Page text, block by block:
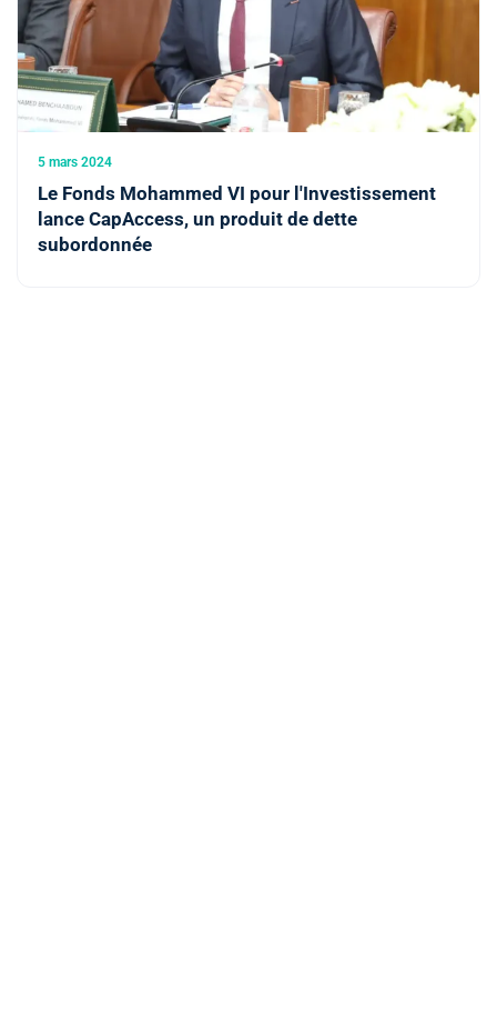
5 mars 2024
Le Fonds Mohammed VI pour l'Investissement
lance CapAccess, un produit de dette
subordonnée